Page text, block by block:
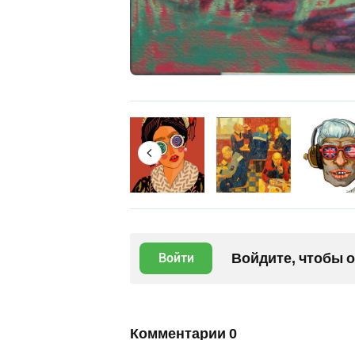
Войти Войдите, чтобы
Комментарии 0